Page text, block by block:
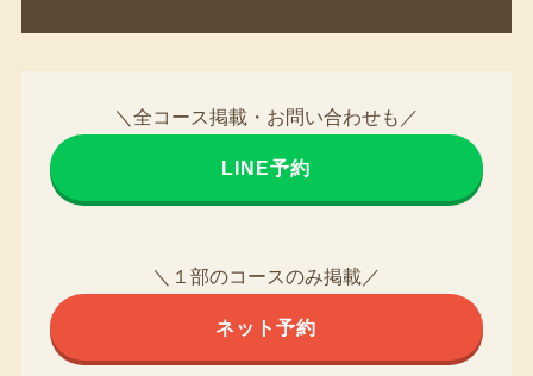
＼全コース掲載・お問い合わせも／
LINE予約
＼１部のコースのみ掲載／
ネット予約